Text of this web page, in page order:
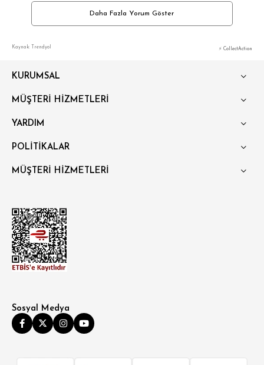
Daha Fazla Yorum Göster
Kaynak: Trendyol ⚡ CollectAction
KURUMSAL
MÜŞTERİ HİZMETLERİ
YARDIM
POLİTİKALAR
MÜŞTERİ HİZMETLERİ
Sosyal Medya